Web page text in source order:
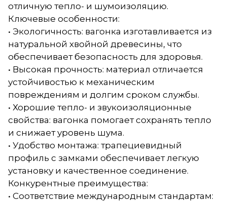
отличную тепло- и шумоизоляцию.
Ключевые особенности:
• Экологичность: вагонка изготавливается из
натуральной хвойной древесины, что
обеспечивает безопасность для здоровья.
• Высокая прочность: материал отличается
устойчивостью к механическим
повреждениям и долгим сроком службы.
• Хорошие тепло- и звукоизоляционные
свойства: вагонка помогает сохранять тепло
и снижает уровень шума.
• Удобство монтажа: трапециевидный
профиль с замками обеспечивает легкую
установку и качественное соединение.
Конкурентные преимущества:
• Соответствие международным стандартам: